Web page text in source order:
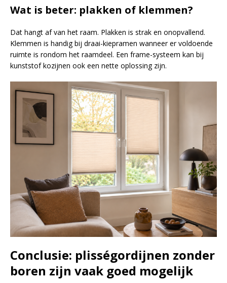
Wat is beter: plakken of klemmen?
Dat hangt af van het raam. Plakken is strak en onopvallend.
Klemmen is handig bij draai-kiepramen wanneer er voldoende
ruimte is rondom het raamdeel. Een frame-systeem kan bij
kunststof kozijnen ook een nette oplossing zijn.
Conclusie: plisségordijnen zonder
boren zijn vaak goed mogelijk